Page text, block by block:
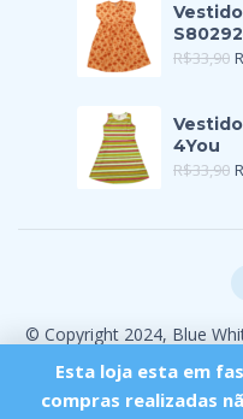
R$33,90
4You
R$33,90
© Copyright 2024, Blue
Esta loja esta em
compras realizadas